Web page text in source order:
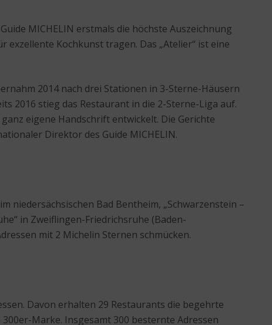
MICHELIN erstmals die höchste Auszeichnung
exzellente Kochkunst tragen. Das „Atelier“ ist eine
2014 nach drei Stationen in 3-Sterne-Häusern
2016 stieg das Restaurant in die 2-Sterne-Liga auf.
eigene Handschrift entwickelt. Die Gerichte
Direktor des Guide MICHELIN.
niedersächsischen Bad Bentheim, „Schwarzenstein –
in Zweiflingen-Friedrichsruhe (Baden-
mit 2 Michelin Sternen schmücken.
Davon erhalten 29 Restaurants die begehrte
Marke. Insgesamt 300 besternte Adressen